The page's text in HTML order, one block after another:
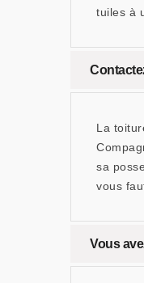
tuiles à
La
sa
vous
Vous